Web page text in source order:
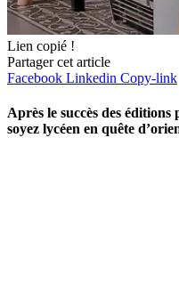
Lien copié !
Partager cet article
Facebook Linkedin Copy-link
Après le succès des
soyez lycéen en quête